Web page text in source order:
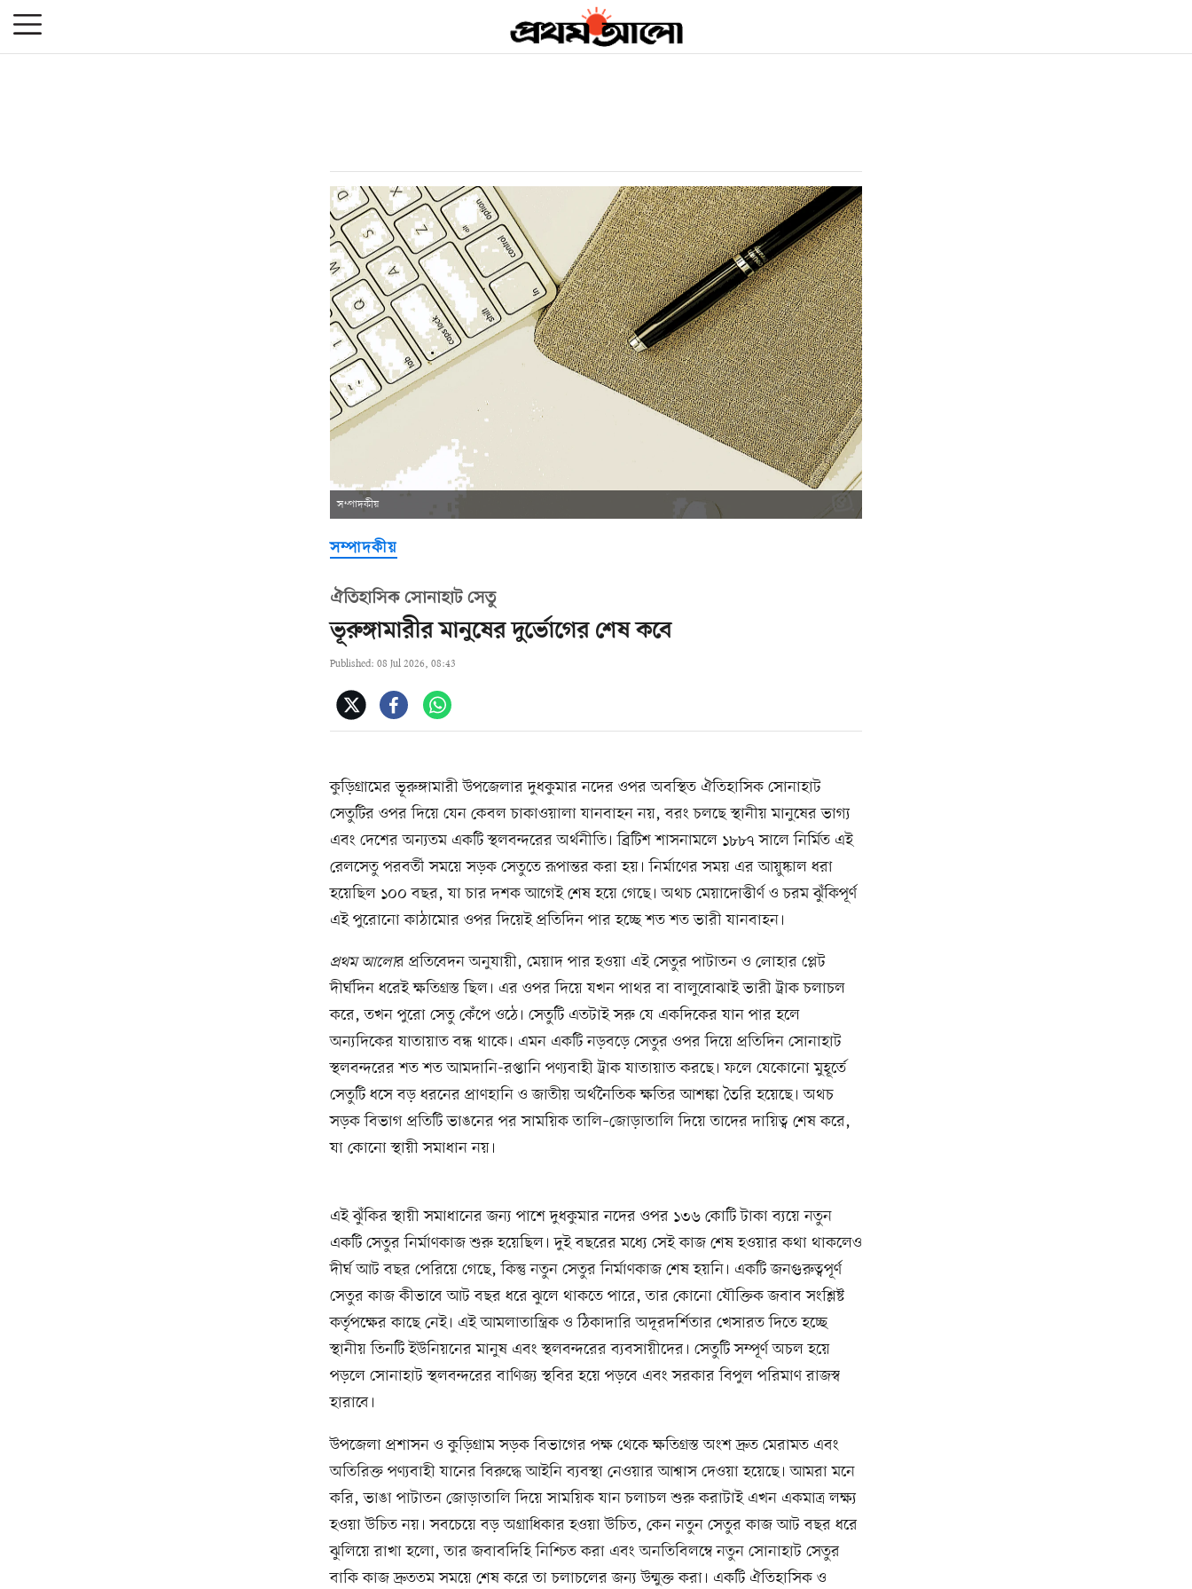
সম্পাদকীয়
সম্পাদকীয়
ঐতিহাসিক সোনাহাট সেতু
ভূরুঙ্গামারীর মানুষের দুর্ভোগের শেষ কবে
Published: 08 Jul 2026, 08:43
কুড়িগ্রামের ভূরুঙ্গামারী উপজেলার দুধকুমার নদের ওপর অবস্থিত ঐতিহাসিক সোনাহাট
সেতুটির ওপর দিয়ে যেন কেবল চাকাওয়ালা যানবাহন নয়, বরং চলছে স্থানীয় মানুষের ভাগ্য
এবং দেশের অন্যতম একটি স্থলবন্দরের অর্থনীতি। ব্রিটিশ শাসনামলে ১৮৮৭ সালে নির্মিত এই
রেলসেতু পরবর্তী সময়ে সড়ক সেতুতে রূপান্তর করা হয়। নির্মাণের সময় এর আয়ুষ্কাল ধরা
হয়েছিল ১০০ বছর, যা চার দশক আগেই শেষ হয়ে গেছে। অথচ মেয়াদোত্তীর্ণ ও চরম ঝুঁকিপূর্ণ
এই পুরোনো কাঠামোর ওপর দিয়েই প্রতিদিন পার হচ্ছে শত শত ভারী যানবাহন।
প্রথম আলোর প্রতিবেদন অনুযায়ী, মেয়াদ পার হওয়া এই সেতুর পাটাতন ও লোহার প্লেট
দীর্ঘদিন ধরেই ক্ষতিগ্রস্ত ছিল। এর ওপর দিয়ে যখন পাথর বা বালুবোঝাই ভারী ট্রাক চলাচল
করে, তখন পুরো সেতু কেঁপে ওঠে। সেতুটি এতটাই সরু যে একদিকের যান পার হলে
অন্যদিকের যাতায়াত বন্ধ থাকে। এমন একটি নড়বড়ে সেতুর ওপর দিয়ে প্রতিদিন সোনাহাট
স্থলবন্দরের শত শত আমদানি-রপ্তানি পণ্যবাহী ট্রাক যাতায়াত করছে। ফলে যেকোনো মুহূর্তে
সেতুটি ধসে বড় ধরনের প্রাণহানি ও জাতীয় অর্থনৈতিক ক্ষতির আশঙ্কা তৈরি হয়েছে। অথচ
সড়ক বিভাগ প্রতিটি ভাঙনের পর সাময়িক তালি–জোড়াতালি দিয়ে তাদের দায়িত্ব শেষ করে,
যা কোনো স্থায়ী সমাধান নয়।
এই ঝুঁকির স্থায়ী সমাধানের জন্য পাশে দুধকুমার নদের ওপর ১৩৬ কোটি টাকা ব্যয়ে নতুন
একটি সেতুর নির্মাণকাজ শুরু হয়েছিল। দুই বছরের মধ্যে সেই কাজ শেষ হওয়ার কথা থাকলেও
দীর্ঘ আট বছর পেরিয়ে গেছে, কিন্তু নতুন সেতুর নির্মাণকাজ শেষ হয়নি। একটি জনগুরুত্বপূর্ণ
সেতুর কাজ কীভাবে আট বছর ধরে ঝুলে থাকতে পারে, তার কোনো যৌক্তিক জবাব সংশ্লিষ্ট
কর্তৃপক্ষের কাছে নেই। এই আমলাতান্ত্রিক ও ঠিকাদারি অদূরদর্শিতার খেসারত দিতে হচ্ছে
স্থানীয় তিনটি ইউনিয়নের মানুষ এবং স্থলবন্দরের ব্যবসায়ীদের। সেতুটি সম্পূর্ণ অচল হয়ে
পড়লে সোনাহাট স্থলবন্দরের বাণিজ্য স্থবির হয়ে পড়বে এবং সরকার বিপুল পরিমাণ রাজস্ব
হারাবে।
উপজেলা প্রশাসন ও কুড়িগ্রাম সড়ক বিভাগের পক্ষ থেকে ক্ষতিগ্রস্ত অংশ দ্রুত মেরামত এবং
অতিরিক্ত পণ্যবাহী যানের বিরুদ্ধে আইনি ব্যবস্থা নেওয়ার আশ্বাস দেওয়া হয়েছে। আমরা মনে
করি, ভাঙা পাটাতন জোড়াতালি দিয়ে সাময়িক যান চলাচল শুরু করাটাই এখন একমাত্র লক্ষ্য
হওয়া উচিত নয়। সবচেয়ে বড় অগ্রাধিকার হওয়া উচিত, কেন নতুন সেতুর কাজ আট বছর ধরে
ঝুলিয়ে রাখা হলো, তার জবাবদিহি নিশ্চিত করা এবং অনতিবিলম্বে নতুন সোনাহাট সেতুর
বাকি কাজ দ্রুততম সময়ে শেষ করে তা চলাচলের জন্য উন্মুক্ত করা। একটি ঐতিহাসিক ও